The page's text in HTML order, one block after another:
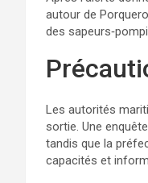
autour de
des
Les autorités
sortie. Une
tandis que la
capacités et